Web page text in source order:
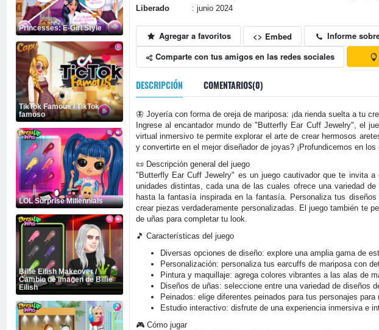
Princesses: E-Girl Style
TikTok Famous / TikTok
famoso
LOL Surprise Millennials
Billie Eilish Makeover /
Cambio de imagen de Billie
Eilish
Liberado
: junio 2024
Agregar a favoritos <> Embed
Informe
Comparte con tus amigos en las redes sociales
DESCRIPCIÓN COMENTARIOS(0)
🦋 Joyería con forma de oreja de mariposa: ¡da rienda suelta a tu
Ingrese al encantador mundo de "Butterfly Ear Cuff Jewelry", el
virtual inmersivo te permite explorar el arte de crear hermosos
y convertirte en el mejor diseñador de joyas? ¡Profundicemos en
📜 Descripción general del juego
"Butterfly Ear Cuff Jewelry" es un juego cautivador que te invita
unidades distintas, cada una de las cuales ofrece una variedad
hasta la fantasía inspirada en la fantasía. Personaliza tus
crear piezas verdaderamente personalizadas. El juego también te
de uñas para completar tu look.
🎵 Características del juego
Diversas opciones de diseño: explore una amplia gama de
Personalización: personaliza tus earcuffs de mariposa con
Pintura y maquillaje: agrega colores vibrantes a las alas de
Diseños de uñas: seleccione entre una variedad de diseños
Peinados: elige diferentes peinados para tus personajes para
Estudio interactivo: disfrute de una experiencia inmersiva e
🎮 Cómo jugar